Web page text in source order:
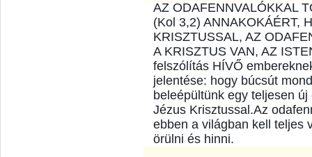
AZ ODAFENNVALÓKKAL
(Kol 3,2) ANNAKOKÁÉRT,
KRISZTUSSAL, AZ
A KRISZTUS VAN, AZ
felszólítás HÍVŐ
jelentése: hogy búcsút
beleépültünk egy teljesen
Jézus Krisztussal.Az
ebben a világban kell teljes
örülni és hinni.